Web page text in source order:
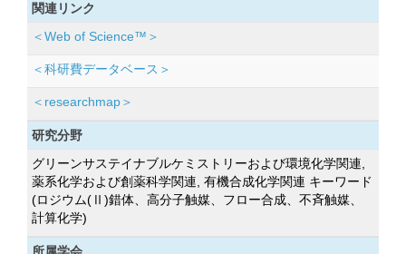
関連リンク
＜Web of Science™＞
＜科研費データベース＞
＜researchmap＞
研究分野
グリーンサステイナブルケミストリーおよび環境化学関連,
薬系化学および創薬科学関連, 有機合成化学関連 キーワード
(ロジウム(Ⅱ)錯体、高分子触媒、フロー合成、不斉触媒、
計算化学)